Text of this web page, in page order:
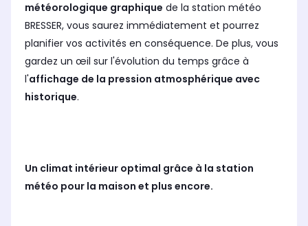
météorologique graphique de la station météo
BRESSER, vous saurez immédiatement et pourrez
planifier vos activités en conséquence. De plus, vous
gardez un œil sur l'évolution du temps grâce à
l'affichage de la pression atmosphérique avec
historique.
Un climat intérieur optimal grâce à la station
météo pour la maison et plus encore.